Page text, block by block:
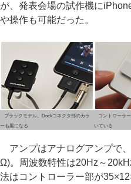
が、発表会場の試作機に
や操作も可能だった。
ブラックモデル。Dockコネクタ部のカラ
ーも黒になる
コントローラ
いている
アンプはアナログアンプで
Ω)。周波数特性は20Hz～
法はコントローラー部が